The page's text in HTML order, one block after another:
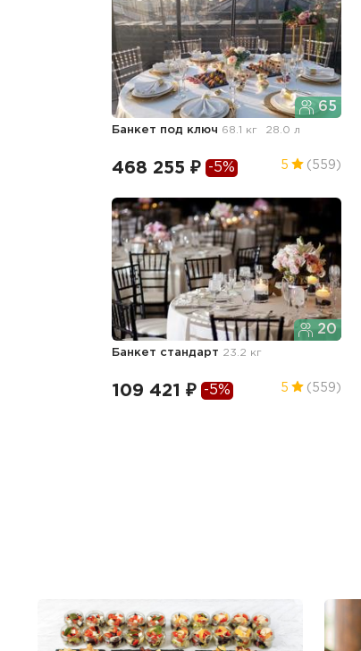
65
Банкет под ключ 68.1 кг 28.0 л
468 255 ₽ -5% 5 (559)
20
Банкет стандарт 23.2 кг
109 421 ₽ -5% 5 (559)